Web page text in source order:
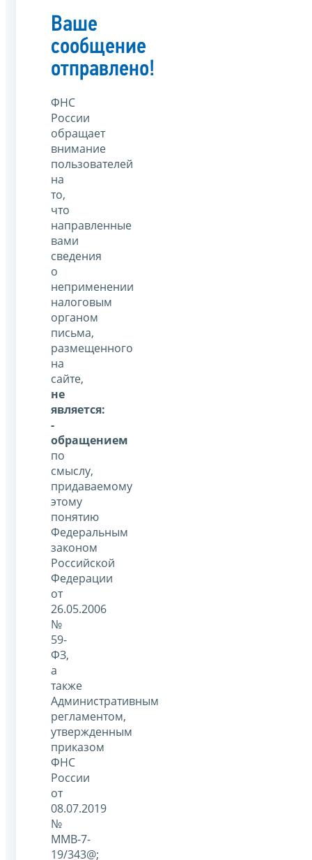
Ваше
сообщение
отправлено!
ФНС
России
обращает
внимание
пользователей
на
то,
что
направленные
вами
сведения
о
неприменении
налоговым
органом
письма,
размещенного
на
сайте,
не
является:
-
обращением
по
смыслу,
придаваемому
этому
понятию
Федеральным
законом
Российской
Федерации
от
26.05.2006
№
59-
ФЗ,
а
также
Административным
регламентом,
утвержденным
приказом
ФНС
России
от
08.07.2019
№
ММВ-7-
19/343@;